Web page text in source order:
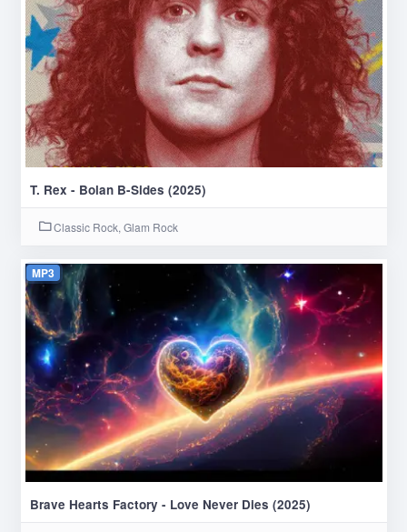
T. Rex - Bolan B-Sides (2025)
Classic Rock, Glam Rock
MP3
Brave Hearts Factory - Love Never Dies (2025)